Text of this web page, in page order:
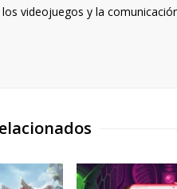
videojuegos y la